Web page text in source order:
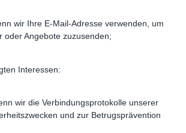
wir Ihre E-Mail-Adresse verwenden, um
oder Angebote zuzusenden;
Interessen:
wir die Verbindungsprotokolle unserer
und zur Betrugsprävention